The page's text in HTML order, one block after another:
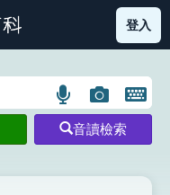
部首索引表圖示
登入
語
言
搜
圖
片
搜
開
鍵
圖
音讀檢索